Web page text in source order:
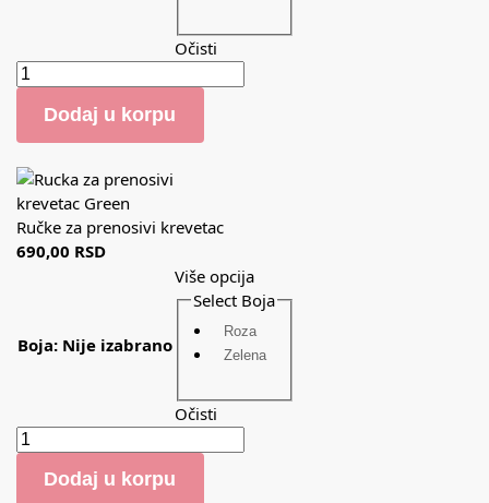
Očisti
Dodaj u korpu
Ručke za prenosivi krevetac
690,00 RSD
Boja: Nije izabrano
Više opcija
Select Boja
Roza
Zelena
Očisti
Dodaj u korpu